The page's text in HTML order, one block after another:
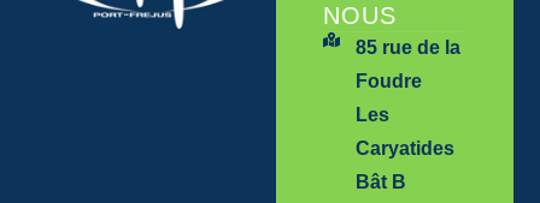
NOUS
85 rue de la
Foudre
Les
Caryatides
Bât B